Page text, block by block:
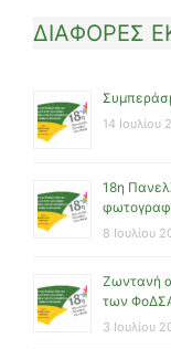
ΔΙΑΦΟΡΕΣ
14 Ιουλίου
18η
8 Ιουλίου
Ζωντανή
των
3 Ιουλίου